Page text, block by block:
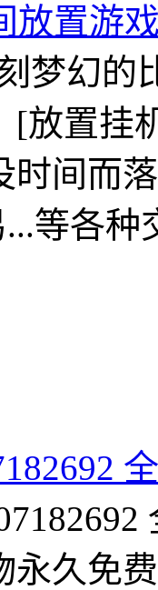
放置游
梦幻的
[放置挂
时间而
等各
永久免